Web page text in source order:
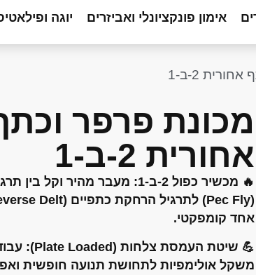
אימון פונקציונלי ואביזרים יוגה
2-ב-1
מכונת פרפר
אחורית 2-ב-1
🔥 מכשיר כפול 2-ב-1:
מעבר מהיר וקל בין
אחד קומפקטי.
💪 שיטת העמסת צלחות (Plate Loaded):
משקל אולימפיות לתחושת תנועה חופשית